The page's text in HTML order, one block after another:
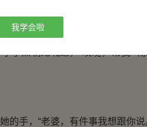
杰朝她喊道，“玫瑰，帮我叫
手，“老婆，有件事我想跟你说
我学会啦